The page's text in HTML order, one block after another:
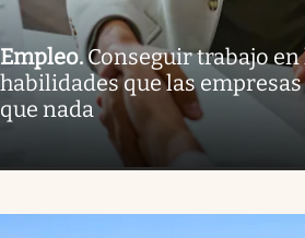
Empleo.Conseguir trabajo en
habilidades que las
que nada